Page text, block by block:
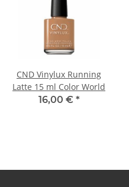
CND Vinylux Running
Latte 15 ml Color World
16,00 € *